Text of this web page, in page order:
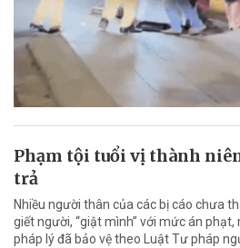
Phạm tội tuổi vị thành
trả
Nhiều người thân của các bị cáo chưa
giết người, “giật mình” với mức án
pháp lý đã bảo vệ theo Luật Tư pháp